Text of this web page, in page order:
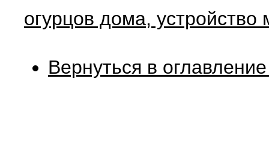
огурцов дома, устройство
Вернуться в